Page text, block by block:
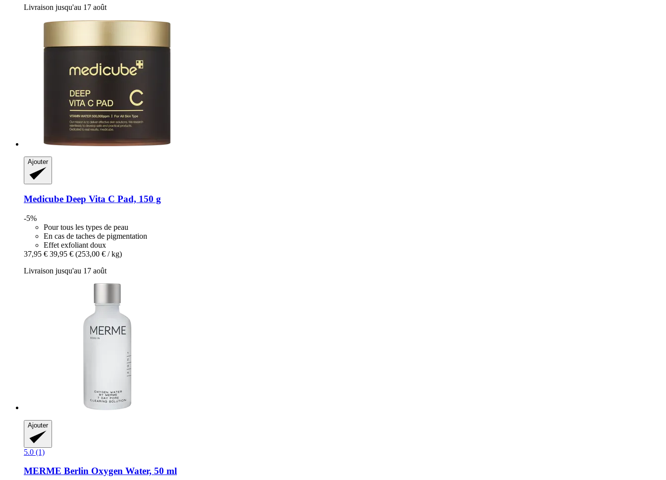
Livraison jusqu'au 17 août
Ajouter
Medicube Deep Vita C Pad, 150 g
-5%
Pour tous les types de peau
En cas de taches de pigmentation
Effet exfoliant doux
37,95 € 39,95 € (253,00 € / kg)
Livraison jusqu'au 17 août
Ajouter
5.0 (1)
MERME Berlin Oxygen Water, 50 ml